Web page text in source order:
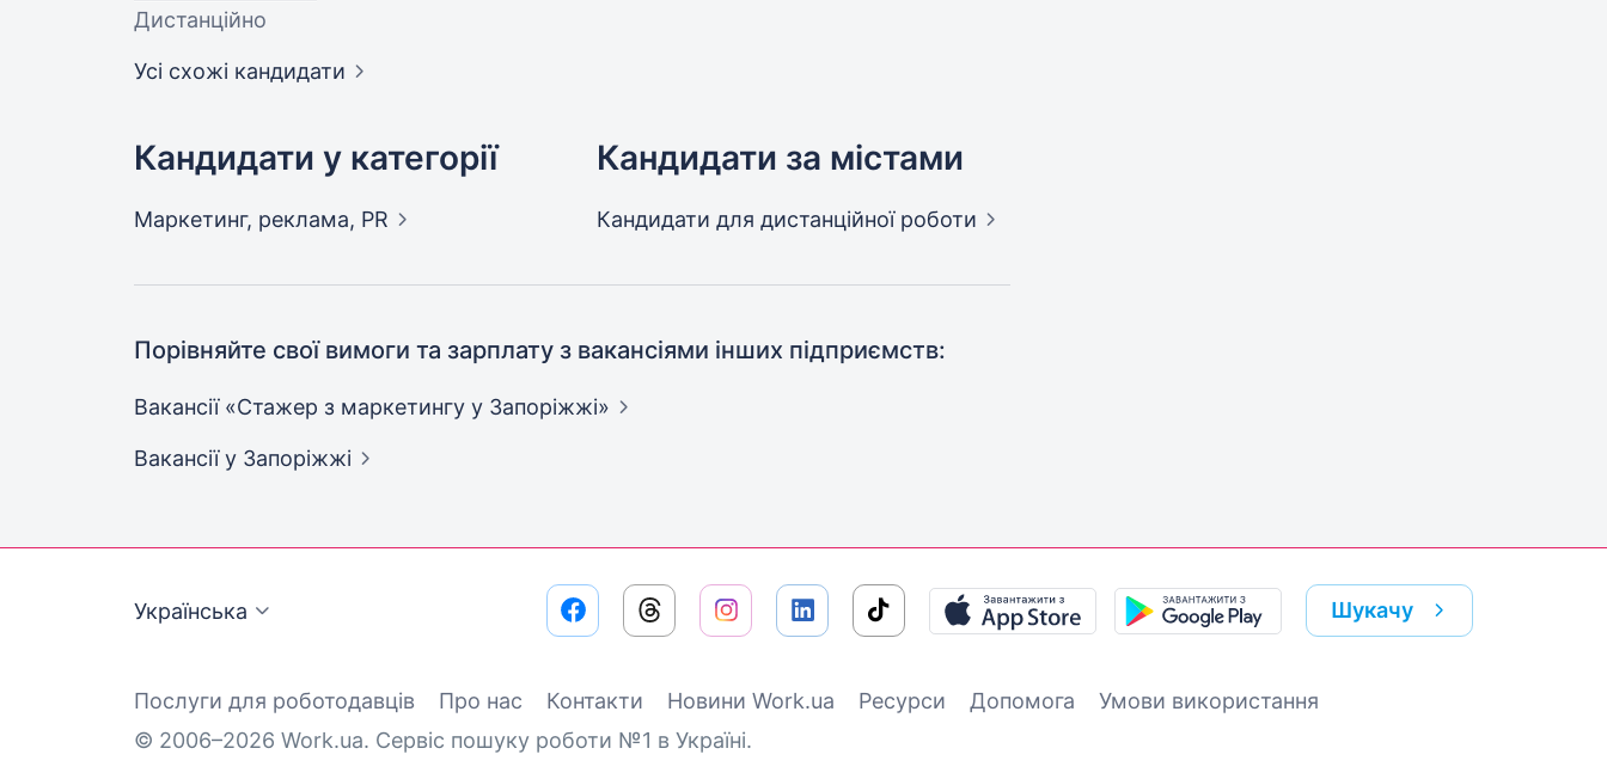
Дистанційно
Усі схожі кандидати
Кандидати у категорії
Маркетинг, реклама, PR
Кандидати за містами
Кандидати для дистанційної роботи
Порівняйте свої вимоги та зарплату з вакансіями інших підприємств:
Вакансії «Стажер з маркетингу у Запоріжжі»
Вакансіїу Запоріжжі
Українська Шукачу
Послуги для роботодавців Про нас Контакти Новини Work.ua Ресурси Допомога
Умови використання
© 2006–2026 Work.ua. Сервіс пошуку роботи №1 в Україні.